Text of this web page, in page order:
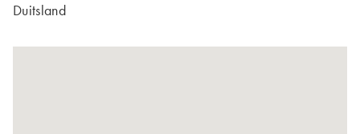
Duitsland